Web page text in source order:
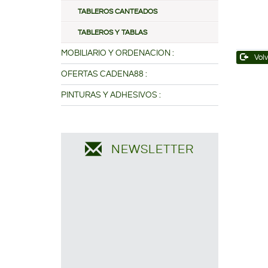
TABLEROS CANTEADOS
TABLEROS Y TABLAS
MOBILIARIO Y ORDENACION :
OFERTAS CADENA88 :
PINTURAS Y ADHESIVOS :
NEWSLETTER